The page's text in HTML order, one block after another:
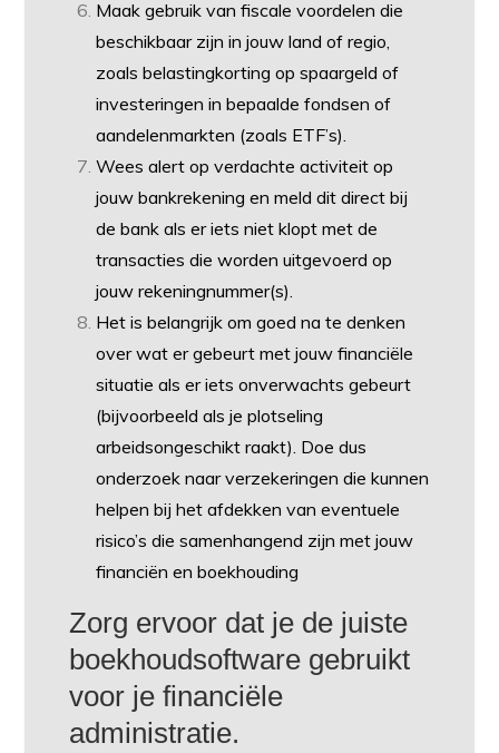
Maak gebruik van fiscale voordelen die
beschikbaar zijn in jouw land of regio,
zoals belastingkorting op spaargeld of
investeringen in bepaalde fondsen of
aandelenmarkten (zoals ETF’s).
Wees alert op verdachte activiteit op
jouw bankrekening en meld dit direct bij
de bank als er iets niet klopt met de
transacties die worden uitgevoerd op
jouw rekeningnummer(s).
Het is belangrijk om goed na te denken
over wat er gebeurt met jouw financiële
situatie als er iets onverwachts gebeurt
(bijvoorbeeld als je plotseling
arbeidsongeschikt raakt). Doe dus
onderzoek naar verzekeringen die kunnen
helpen bij het afdekken van eventuele
risico’s die samenhangend zijn met jouw
financiën en boekhouding
Zorg ervoor dat je de juiste
boekhoudsoftware gebruikt
voor je financiële
administratie.